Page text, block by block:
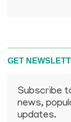
GET
Subscribe
news,
updates.